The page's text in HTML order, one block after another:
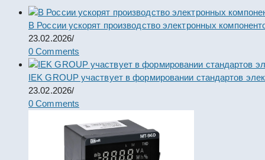
В России ускорят производство электронных
23.02.2026/
0 Comments
IEK GROUP участвует в формировании стандартов
23.02.2026/
0 Comments